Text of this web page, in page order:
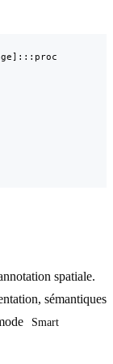
spatiale.
sémantiques
Smart